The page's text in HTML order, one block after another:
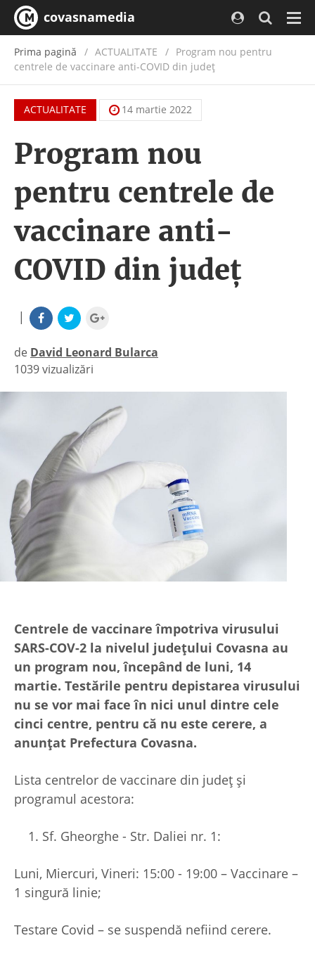
covasnamedia
Prima pagină ACTUALITATE / Program nou pentru
centrele de vaccinare anti-COVID din județ
ACTUALITATE 14 martie 2022
Program nou
pentru centrele de
vaccinare anti-
COVID din județ
|
de David Leonard Bularca
|
1039 vizualizări
Centrele de vaccinare împotriva virusului
SARS-COV-2 la nivelul județului Covasna au
un program nou, începând de luni, 14
martie. Testările pentru depistarea virusului
nu se vor mai face în nici unul dintre cele
cinci centre, pentru că nu este cerere, a
anunțat Prefectura Covasna.
Lista centrelor de vaccinare din județ și
programul acestora:
Sf. Gheorghe - Str. Daliei nr. 1:
Luni, Miercuri, Vineri: 15:00 - 19:00 – Vaccinare –
1 singură linie;
Testare Covid – se suspendă nefiind cerere.